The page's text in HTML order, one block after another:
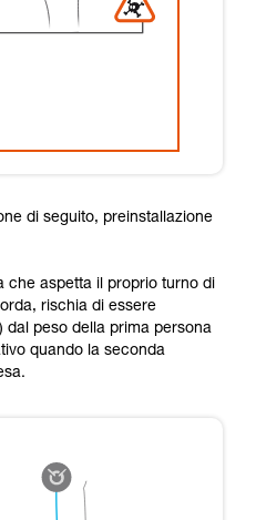
di seguito, preinstallazione
che aspetta il proprio turno di
rischia di essere
dal peso della prima persona
quando la seconda